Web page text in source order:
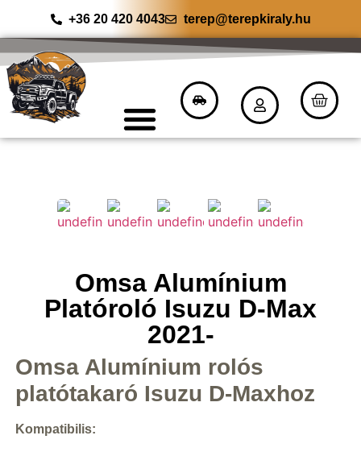
+36 20 420 4043 terep@terepkiraly.hu
Omsa Alumínium
Platóroló Isuzu D-Max
2021-
Omsa Alumínium rolós
platótakaró Isuzu D-Maxhoz
Kompatibilis: